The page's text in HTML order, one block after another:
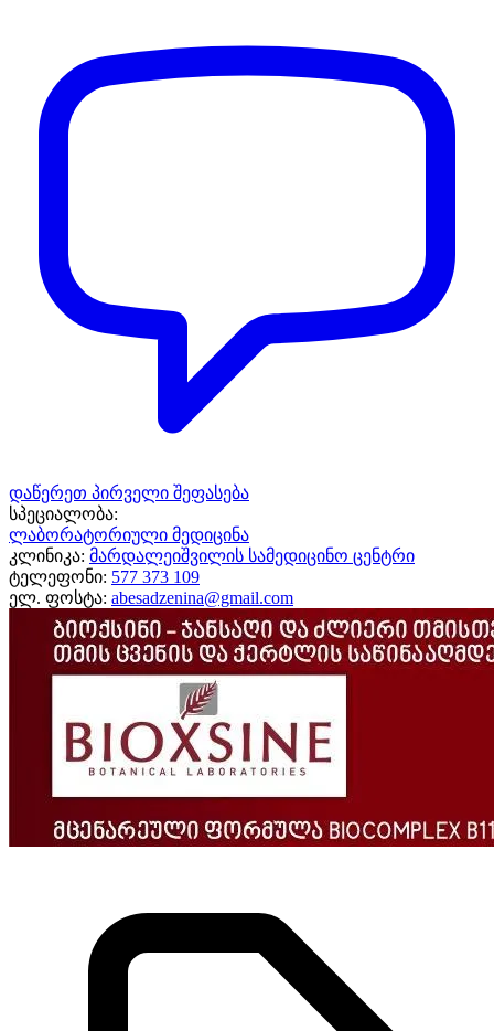
დაწერეთ პირველი შეფასება
სპეციალობა:
ლაბორატორიული მედიცინა
კლინიკა: მარდალეიშვილის სამედიცინო ცენტრი
ტელეფონი: 577 373 109
ელ. ფოსტა: abesadzenina@gmail.com